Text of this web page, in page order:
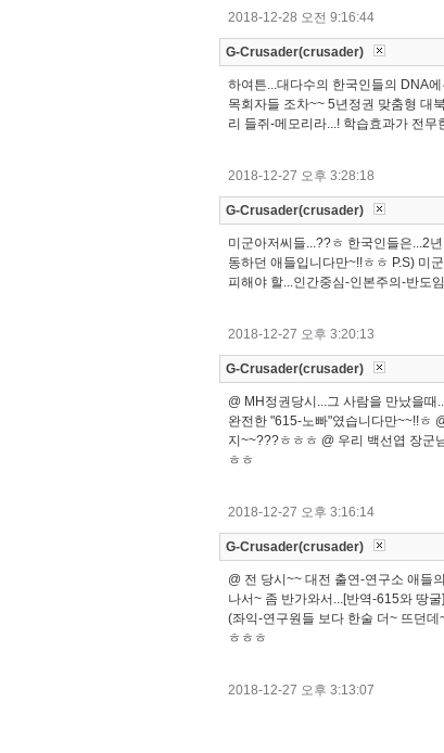
2018-12-28 오전 9:16:44
G-Crusader(crusader)
하여튼...대다수의 한국인들의 DNA
목회자들 조차~~ 5년정권 맞춤형 대
리 들쥐-메모리라...! 학습효과가 전
2018-12-27 오후 3:28:18
G-Crusader(crusader)
미군아저씨들...??ㅎ 한국인들은...2
동하던 애들입니다만~!!ㅎㅎ P.S) 미
피해야 할...인간중심-인본주의-반도
2018-12-27 오후 3:20:13
G-Crusader(crusader)
@ MH정권당시...그 사람을 만났을
완전한 "615-노빠"였습니다만~~!!ㅎ
지~~???ㅎㅎㅎ @ 우리 백선엽 장군
ㅎㅎ
2018-12-27 오후 3:16:14
G-Crusader(crusader)
@ 전 당시~~ 대전 출연-연구소 애들
나서~ 좀 반가와서...[반역-615와 땅
(좌익-연구원들 보다 한술 더~ 뜨던
ㅎㅎㅎ
2018-12-27 오후 3:13:07